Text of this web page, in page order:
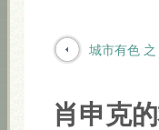
城市有色 之
肖申克